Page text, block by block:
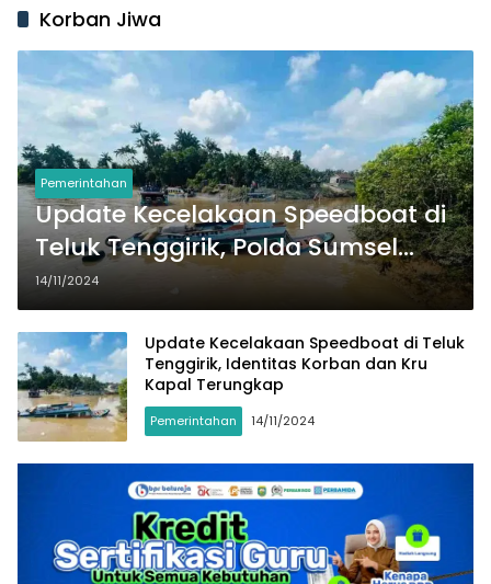
Korban Jiwa
Pemerintahan
Update Kecelakaan Speedboat di
Teluk Tenggirik, Polda Sumsel
Ungkap Kronologi dan Kondisi
Jukung
14/11/2024
Update Kecelakaan Speedboat di Teluk
Tenggirik, Identitas Korban dan Kru
Kapal Terungkap
Pemerintahan 14/11/2024